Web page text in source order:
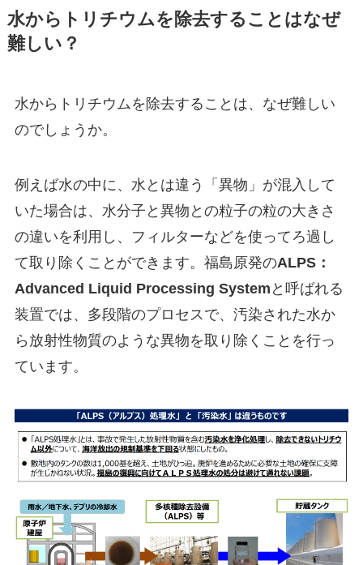
水からトリチウムを除去することはなぜ
難しい？
水からトリチウムを除去することは、なぜ難しい
のでしょうか。
例えば水の中に、水とは違う「異物」が混入して
いた場合は、水分子と異物との粒子の粒の大きさ
の違いを利用し、フィルターなどを使ってろ過し
て取り除くことができます。福島原発のALPS：
Advanced Liquid Processing System と呼ばれる
装置では、多段階のプロセスで、汚染された水か
ら放射性物質のような異物を取り除くことを行っ
ています。